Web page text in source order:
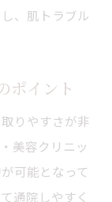
、肌トラブル
ポイント
りやすさが非
美容クリニッ
可能となって
通院しやすく